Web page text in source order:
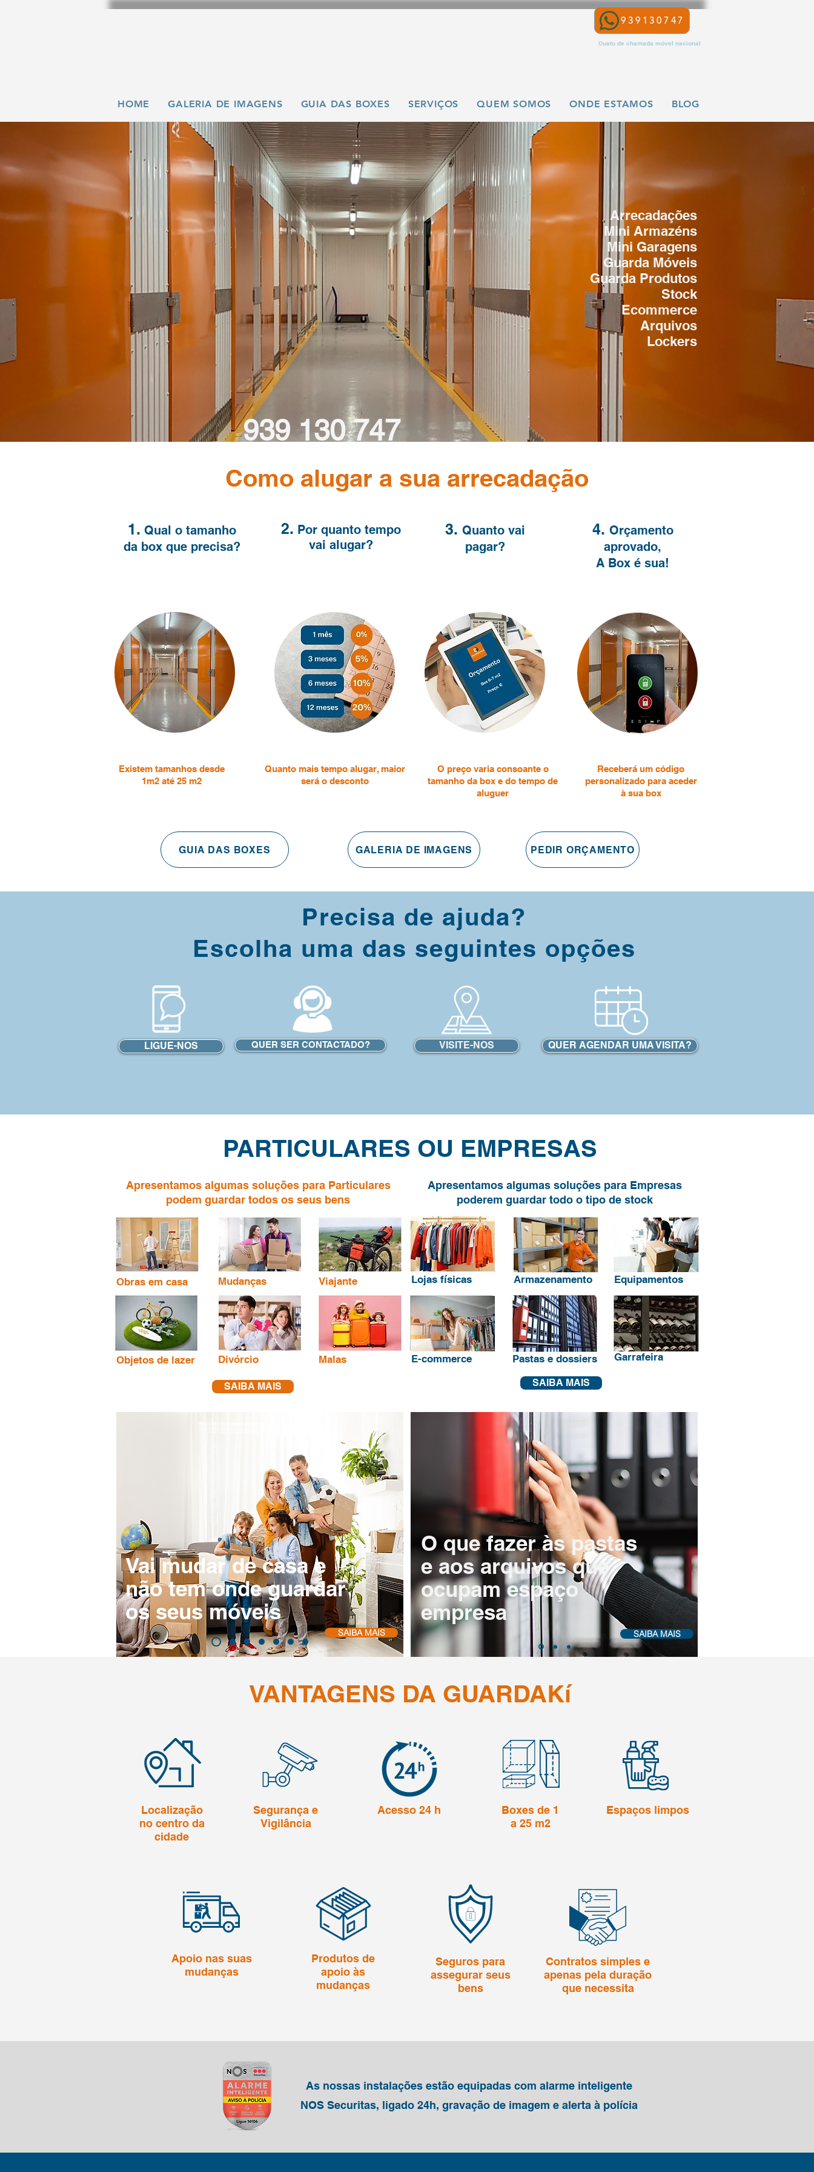
939130747
Custo de chamada móvel nacional
HOME GALERIA DE IMAGENS GUIA DAS BOXES SERVIÇOS QUEM SOMOS ONDE ESTAMOS BLOG
Arrecadações
de 1 a 25m2
Self storage no Centro de Setúbal
939 130 747
Arrecadações
Mini Armazéns
Mini Garagens
Guarda Móveis
Guarda Produtos
Stock
Ecommerce
Arquivos
Lockers
Custo de chamada móvel nacional
Como alugar a sua arrecadação
1. Qual o tamanho
da box que precisa?
2. Por quantotempo
vai alugar?
3. Quanto vai
pagar?
4. Orçamento
aprovado,
A Box é sua!
Existem tamanhos desde
1m2 até 25 m2
Quanto mais tempo alugar, maior
será o desconto
O preço varia consoante o
tamanho da box e do tempo de
aluguer
Receberá um código
personalizado para aceder
à sua box
GUIA DAS BOXES GALERIA DE IMAGENS PEDIR ORÇAMENTO
Precisa de ajuda?
Escolha uma das seguintes opções
LIGUE-NOS QUER SER CONTACTADO? VISITE-NOS QUER AGENDAR UMA VISITA?
SAIBA MAIS
Apresentamos algumas soluções para Empresas
poderem guardar todo o tipo de stock
Lojas físicas Armazenamento Equipamentos
E-commerce Pastas e dossiers Garrafeira
SAIBA MAIS
Apresentamos algumas soluções para Particulares
podem guardar todos os seus bens
Obras em casa Mudanças Viajante
Objetos de lazer Divórcio Malas
PARTICULARES OU EMPRESAS
Vai mudar de casa e
não tem onde guardar
os seus móveis
SAIBA MAIS
O que fazer às pastas
e aos arquivos que
ocupam espaço
empresa
SAIBA MAIS
VANTAGENS DA GUARDAKí
Localização
no centro da
cidade
Segurança e
Vigilância
Acesso 24 h
Boxes de 1
a 25 m2
Espaços limpos
Apoio nas suas
mudanças
Produtos de
apoio às
mudanças
Seguros para
assegurar seus
bens
Contratos simples e
apenas pela duração
que necessita
As nossas instalações estão equipadas com alarme inteligente
NOS Securitas, ligado 24h, gravação de imagem e alerta à polícia